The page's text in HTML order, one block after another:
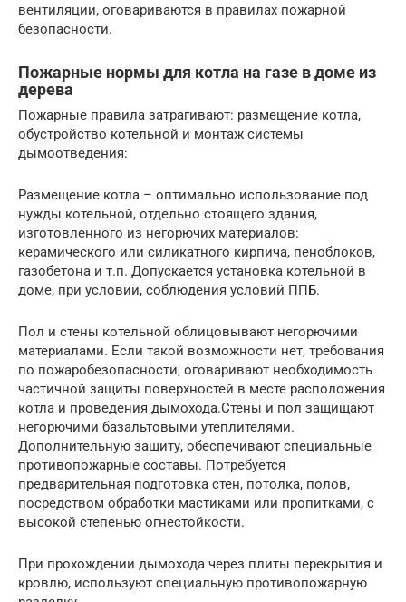
вентиляции, оговариваются в правилах пожарной
безопасности.
Пожарные нормы для котла на газе в доме из
дерева
Пожарные правила затрагивают: размещение котла,
обустройство котельной и монтаж системы
дымоотведения:
Размещение котла – оптимально использование под
нужды котельной, отдельно стоящего здания,
изготовленного из негорючих материалов:
керамического или силикатного кирпича, пеноблоков,
газобетона и т.п. Допускается установка котельной в
доме, при условии, соблюдения условий ППБ.
Пол и стены котельной облицовывают негорючими
материалами. Если такой возможности нет, требования
по пожаробезопасности, оговаривают необходимость
частичной защиты поверхностей в месте расположения
котла и проведения дымохода.Стены и пол защищают
негорючими базальтовыми утеплителями.
Дополнительную защиту, обеспечивают специальные
противопожарные составы. Потребуется
предварительная подготовка стен, потолка, полов,
посредством обработки мастиками или пропитками, с
высокой степенью огнестойкости.
При прохождении дымохода через плиты перекрытия и
кровлю, используют специальную противопожарную